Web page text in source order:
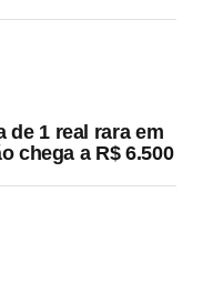
de 1 real rara em
chega a R$ 6.500